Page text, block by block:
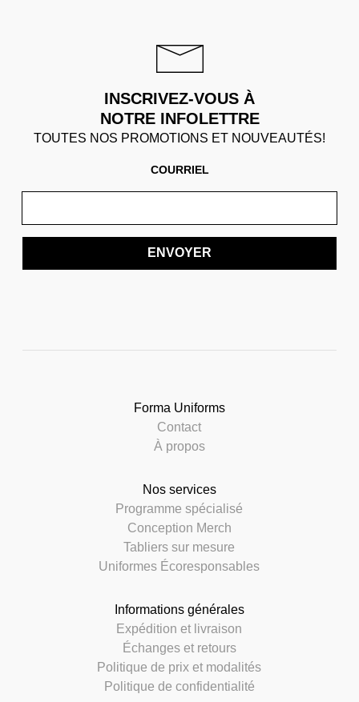
INSCRIVEZ-VOUS À
NOTRE INFOLETTRE
TOUTES NOS PROMOTIONS ET NOUVEAUTÉS!
COURRIEL
ENVOYER
Forma Uniforms
Contact
À propos
Nos services
Programme spécialisé
Conception Merch
Tabliers sur mesure
Uniformes Écoresponsables
Informations générales
Expédition et livraison
Échanges et retours
Politique de prix et modalités
Politique de confidentialité